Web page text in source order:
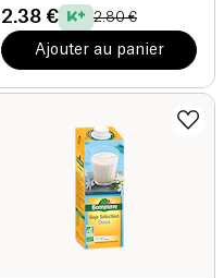
2.38 € 2.80 €
Ajouter au panier